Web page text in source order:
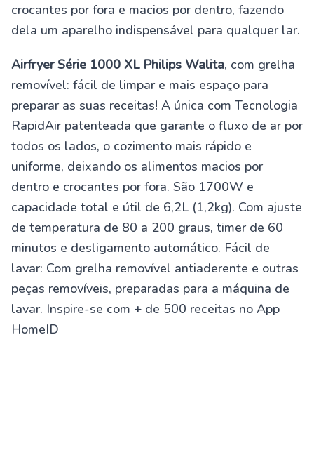
crocantes por fora e macios por dentro, fazendo
dela um aparelho indispensável para qualquer lar.
Airfryer Série 1000 XL Philips Walita, com grelha
removível: fácil de limpar e mais espaço para
preparar as suas receitas! A única com Tecnologia
RapidAir patenteada que garante o fluxo de ar por
todos os lados, o cozimento mais rápido e
uniforme, deixando os alimentos macios por
dentro e crocantes por fora. São 1700W e
capacidade total e útil de 6,2L (1,2kg). Com ajuste
de temperatura de 80 a 200 graus, timer de 60
minutos e desligamento automático. Fácil de
lavar: Com grelha removível antiaderente e outras
peças removíveis, preparadas para a máquina de
lavar. Inspire-se com + de 500 receitas no App
HomeID